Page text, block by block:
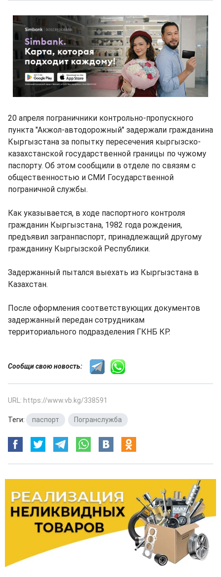
20 апреля пограничники контрольно-пропускного
пункта "Акжол-автодорожный" задержали гражданина
Кыргызстана за попытку пересечения кыргызско-
казахстанской государственной границы по чужому
паспорту. Об этом сообщили в отделе по связям с
общественностью и СМИ Государственной
пограничной службы.
Как указывается, в ходе паспортного контроля
гражданин Кыргызстана, 1982 года рождения,
предъявил загранпаспорт, принадлежащий другому
гражданину Кыргызской Республики.
Задержанный пытался выехать из Кыргызстана в
Казахстан.
После оформления соответствующих документов
задержанный передан сотрудникам
территориального подразделения ГКНБ КР.
Сообщи свою новость:
URL: https://www.vb.kg/338591
Теги: паспорт Погранслужба